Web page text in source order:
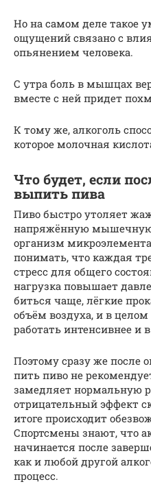
Но на самом деле такое
ощущений связано с
опьянением человека.
С утра боль в мышцах
вместе с ней придет
К тому же, алкоголь
которое молочная
Что будет, если
выпить пива
Пиво быстро утоляет
напряжённую
организм
понимать, что каждая
стресс для общего
нагрузка повышает
биться чаще, лёгкие
объём воздуха, и в целом
работать интенсивнее и
Поэтому сразу же после
пить пиво не
замедляет нормальную
отрицательный эффект
итоге происходит
Спортсмены знают, что
начинается после
как и любой другой
процесс.